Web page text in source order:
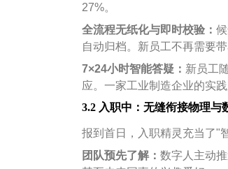
27%。
全流程无纸化与即时校验：
自动归档。新员工不再需要
7×24小时智能答疑： 新员工
应。一家工业制造企业的实
3.2 入职中：无缝衔接物理与
报到首日，入职精灵充当了"
团队预先了解： 数字人主动